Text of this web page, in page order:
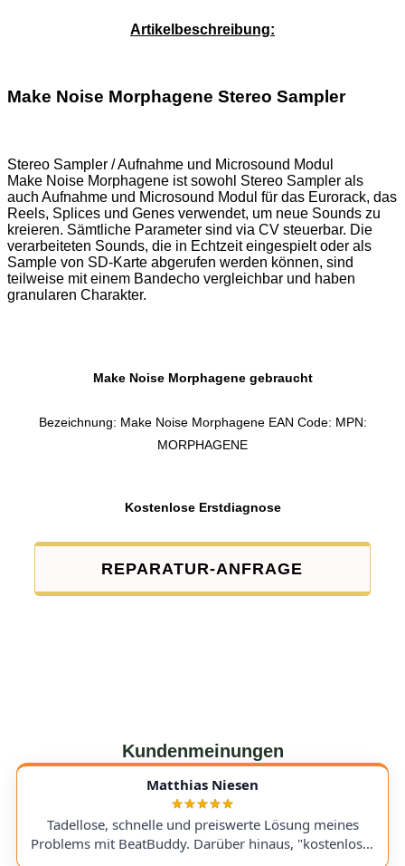
Artikelbeschreibung:
Make Noise Morphagene Stereo Sampler
Stereo Sampler / Aufnahme und Microsound Modul
Make Noise Morphagene ist sowohl Stereo Sampler als
auch Aufnahme und Microsound Modul für das Eurorack, das
Reels, Splices und Genes verwendet, um neue Sounds zu
kreieren. Sämtliche Parameter sind via CV steuerbar. Die
verarbeiteten Sounds, die in Echtzeit eingespielt oder als
Sample von SD-Karte abgerufen werden können, sind
teilweise mit einem Bandecho vergleichbar und haben
granularen Charakter.
Make Noise Morphagene gebraucht
Bezeichnung: Make Noise Morphagene EAN Code: MPN:
MORPHAGENE
Kostenlose Erstdiagnose
REPARATUR-ANFRAGE
Kundenmeinungen
Matthias Niesen
Tadellose, schnelle und preiswerte Lösung meines
Problems mit BeatBuddy. Darüber hinaus, "kostenloser